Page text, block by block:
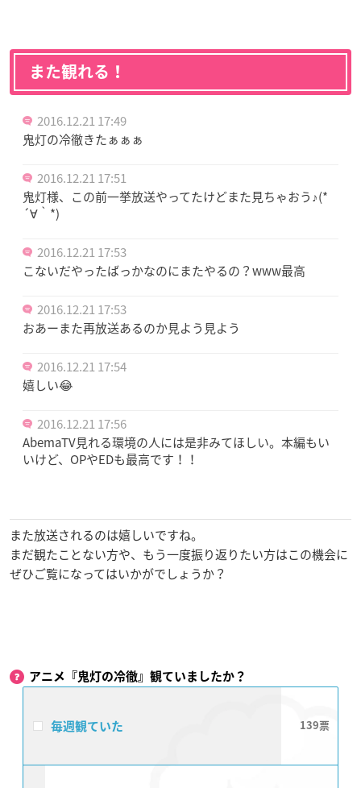
また観れる！
2016.12.21 17:49
鬼灯の冷徹きたぁぁぁ
2016.12.21 17:51
鬼灯様、この前一挙放送やってたけどまた見ちゃおう♪(*
´∀｀*)
2016.12.21 17:53
こないだやったばっかなのにまたやるの？www最高
2016.12.21 17:53
おあーまた再放送あるのか見よう見よう
2016.12.21 17:54
嬉しい😂
2016.12.21 17:56
AbemaTV見れる環境の人には是非みてほしい。本編もい
いけど、OPやEDも最高です！！
また放送されるのは嬉しいですね。
まだ観たことない方や、もう一度振り返りたい方はこの機会に
ぜひご覧になってはいかがでしょうか？
アニメ『鬼灯の冷徹』観ていましたか？
毎週観ていた 139